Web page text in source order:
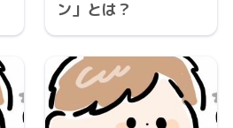
ン」とは？